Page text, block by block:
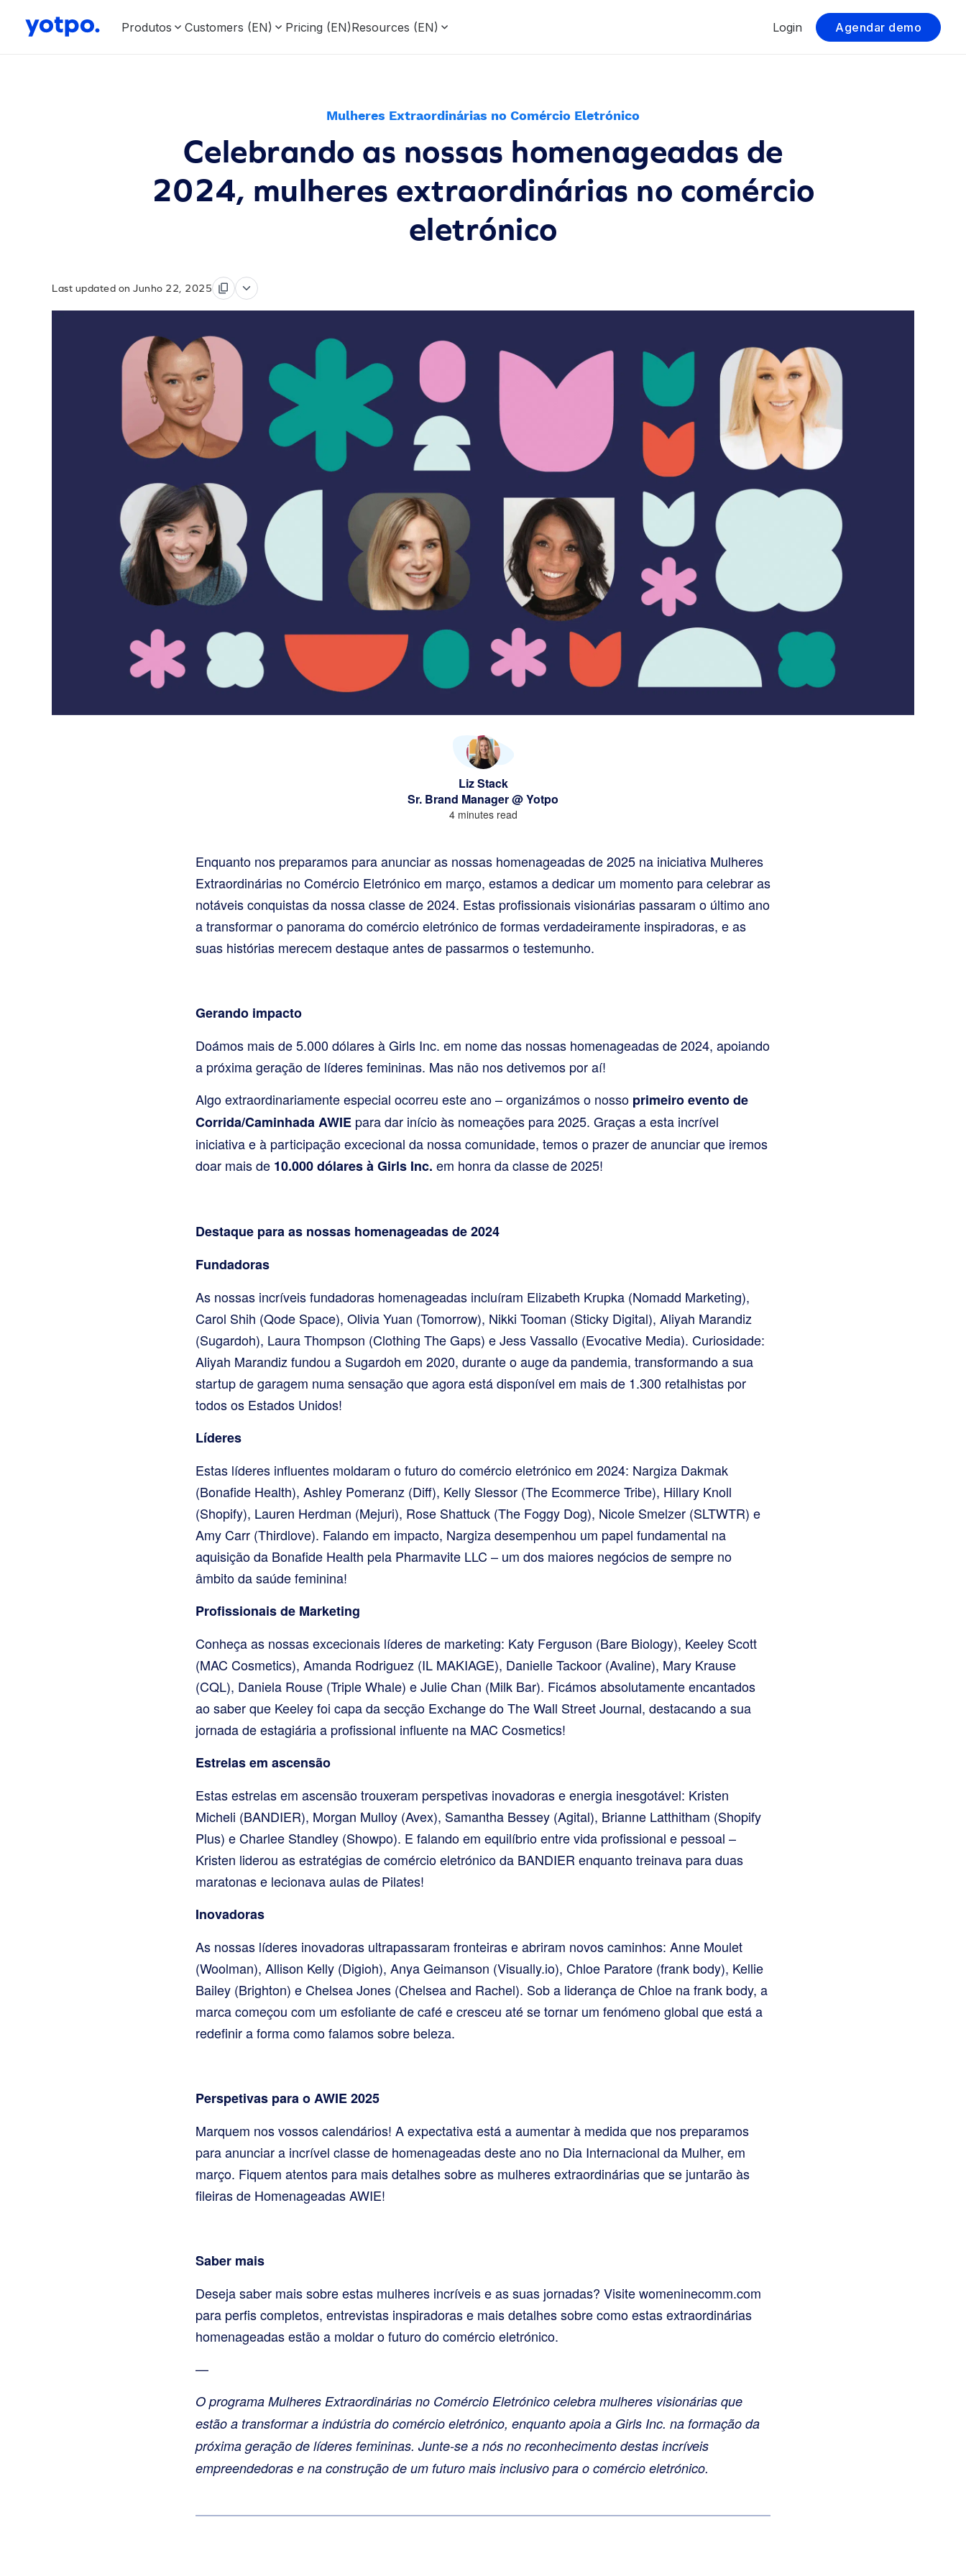
Produtos Customers (EN) Pricing (EN)Resources (EN) Login Agendar demo
Mulheres Extraordinárias no Comércio Eletrónico
Celebrando as nossas homenageadas de
2024, mulheres extraordinárias no comércio
eletrónico
Last updated on Junho 22, 2025
Liz Stack
Sr. Brand Manager @ Yotpo
4 minutes read
Enquanto nos preparamos para anunciar as nossas homenageadas de 2025 na iniciativa Mulheres
Extraordinárias no Comércio Eletrónico em março, estamos a dedicar um momento para celebrar as
notáveis conquistas da nossa classe de 2024. Estas profissionais visionárias passaram o último ano
a transformar o panorama do comércio eletrónico de formas verdadeiramente inspiradoras, e as
suas histórias merecem destaque antes de passarmos o testemunho.
Gerando impacto
Doámos mais de 5.000 dólares à Girls Inc. em nome das nossas homenageadas de 2024, apoiando
a próxima geração de líderes femininas. Mas não nos detivemos por aí!
Algo extraordinariamente especial ocorreu este ano – organizámos o nosso primeiro evento de
Corrida/Caminhada AWIE para dar início às nomeações para 2025. Graças a esta incrível
iniciativa e à participação excecional da nossa comunidade, temos o prazer de anunciar que iremos
doar mais de 10.000 dólares à Girls Inc. em honra da classe de 2025!
Destaque para as nossas homenageadas de 2024
Fundadoras
As nossas incríveis fundadoras homenageadas incluíram Elizabeth Krupka (Nomadd Marketing),
Carol Shih (Qode Space), Olivia Yuan (Tomorrow), Nikki Tooman (Sticky Digital), Aliyah Marandiz
(Sugardoh), Laura Thompson (Clothing The Gaps) e Jess Vassallo (Evocative Media). Curiosidade:
Aliyah Marandiz fundou a Sugardoh em 2020, durante o auge da pandemia, transformando a sua
startup de garagem numa sensação que agora está disponível em mais de 1.300 retalhistas por
todos os Estados Unidos!
Líderes
Estas líderes influentes moldaram o futuro do comércio eletrónico em 2024: Nargiza Dakmak
(Bonafide Health), Ashley Pomeranz (Diff), Kelly Slessor (The Ecommerce Tribe), Hillary Knoll
(Shopify), Lauren Herdman (Mejuri), Rose Shattuck (The Foggy Dog), Nicole Smelzer (SLTWTR) e
Amy Carr (Thirdlove). Falando em impacto, Nargiza desempenhou um papel fundamental na
aquisição da Bonafide Health pela Pharmavite LLC – um dos maiores negócios de sempre no
âmbito da saúde feminina!
Profissionais de Marketing
Conheça as nossas excecionais líderes de marketing: Katy Ferguson (Bare Biology), Keeley Scott
(MAC Cosmetics), Amanda Rodriguez (IL MAKIAGE), Danielle Tackoor (Avaline), Mary Krause
(CQL), Daniela Rouse (Triple Whale) e Julie Chan (Milk Bar). Ficámos absolutamente encantados
ao saber que Keeley foi capa da secção Exchange do The Wall Street Journal, destacando a sua
jornada de estagiária a profissional influente na MAC Cosmetics!
Estrelas em ascensão
Estas estrelas em ascensão trouxeram perspetivas inovadoras e energia inesgotável: Kristen
Micheli (BANDIER), Morgan Mulloy (Avex), Samantha Bessey (Agital), Brianne Latthitham (Shopify
Plus) e Charlee Standley (Showpo). E falando em equilíbrio entre vida profissional e pessoal –
Kristen liderou as estratégias de comércio eletrónico da BANDIER enquanto treinava para duas
maratonas e lecionava aulas de Pilates!
Inovadoras
As nossas líderes inovadoras ultrapassaram fronteiras e abriram novos caminhos: Anne Moulet
(Woolman), Allison Kelly (Digioh), Anya Geimanson (Visually.io), Chloe Paratore (frank body), Kellie
Bailey (Brighton) e Chelsea Jones (Chelsea and Rachel). Sob a liderança de Chloe na frank body, a
marca começou com um esfoliante de café e cresceu até se tornar um fenómeno global que está a
redefinir a forma como falamos sobre beleza.
Perspetivas para o AWIE 2025
Marquem nos vossos calendários! A expectativa está a aumentar à medida que nos preparamos
para anunciar a incrível classe de homenageadas deste ano no Dia Internacional da Mulher, em
março. Fiquem atentos para mais detalhes sobre as mulheres extraordinárias que se juntarão às
fileiras de Homenageadas AWIE!
Saber mais
Deseja saber mais sobre estas mulheres incríveis e as suas jornadas? Visite womeninecomm.com
para perfis completos, entrevistas inspiradoras e mais detalhes sobre como estas extraordinárias
homenageadas estão a moldar o futuro do comércio eletrónico.
—
O programa Mulheres Extraordinárias no Comércio Eletrónico celebra mulheres visionárias que
estão a transformar a indústria do comércio eletrónico, enquanto apoia a Girls Inc. na formação da
próxima geração de líderes femininas. Junte-se a nós no reconhecimento destas incríveis
empreendedoras e na construção de um futuro mais inclusivo para o comércio eletrónico.